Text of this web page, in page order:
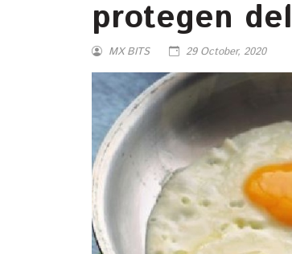
protegen
MX BITS 29 October, 2020